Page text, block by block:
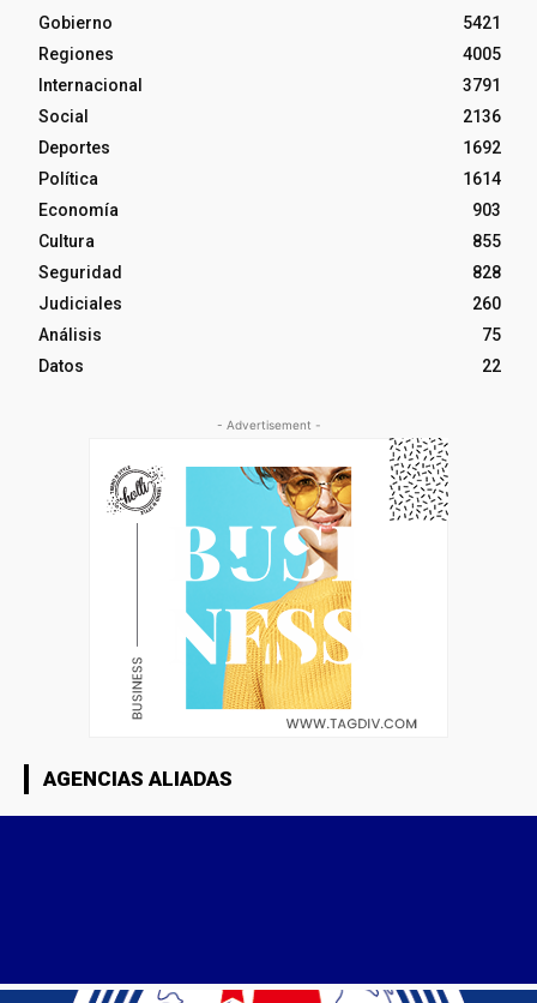
Gobierno
5421
Regiones
4005
Internacional
3791
Social
2136
Deportes
1692
Política
1614
Economía
903
Cultura
855
Seguridad
828
Judiciales
260
Análisis
75
Datos
22
- Advertisement -
AGENCIAS ALIADAS